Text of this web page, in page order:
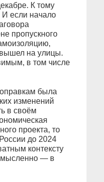
К тому
если начало
пропускного
на улицы.
в том числе
была
изменений
в своём
проекта, то
до 2024
контексту
— в